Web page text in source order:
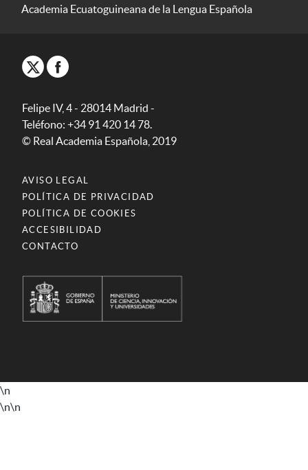
Academia Ecuatoguineana de la Lengua Española
Felipe IV, 4 - 28014 Madrid -
Teléfono: +34 91 420 14 78.
© Real Academia Española, 2019
AVISO LEGAL
POLÍTICA DE PRIVACIDAD
POLÍTICA DE COOKIES
ACCESIBILIDAD
CONTACTO
\n
\n\n